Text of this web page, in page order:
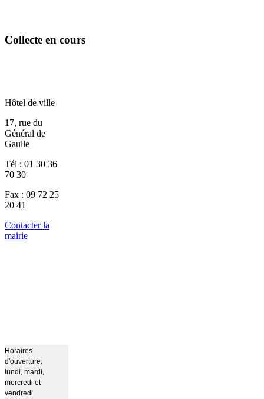
Collecte en cours
Hôtel de ville
17, rue du
Général de
Gaulle
Tél : 01 30 36
70 30
Fax : 09 72 25
20 41
Contacter la
mairie
Horaires
d'ouverture:
lundi, mardi,
mercredi et
vendredi